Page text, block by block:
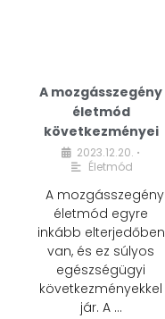
A mozgásszegény
életmód
következményei
2023.12.20. •
Életmód
A mozgásszegény
életmód egyre
inkább elterjedőben
van, és ez súlyos
egészségügyi
következményekkel
jár. A …